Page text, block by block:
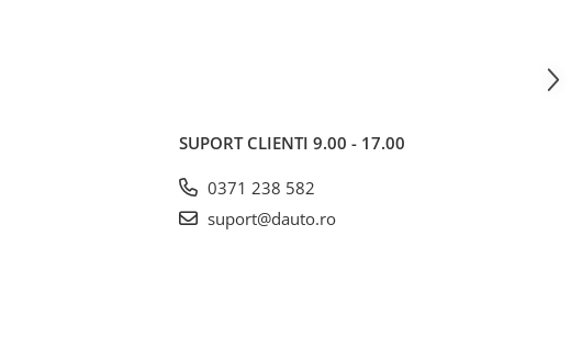
SUPORT CLIENTI 9.00 - 17.00
0371 238 582
suport@dauto.ro